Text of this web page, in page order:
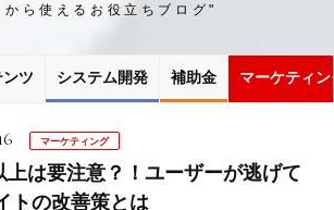
から使えるお役立ちブログ"
ツ システム開発 補助金 マーケティン
マーケティング
上は要注意？！ユーザーが逃げて
トの改善策とは